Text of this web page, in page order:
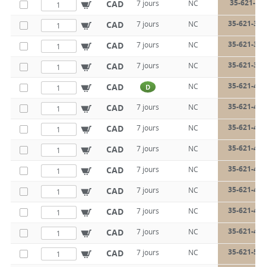
CAD 7 jours NC 35-621-
CAD 7 jours NC 35-621-32-
CAD 7 jours NC 35-621-35-
CAD 7 jours NC 35-621-35-
CAD D NC 35-621-40-
CAD 7 jours NC 35-621-40-
CAD 7 jours NC 35-621-42-
CAD 7 jours NC 35-621-42-
CAD 7 jours NC 35-621-45-
CAD 7 jours NC 35-621-45-
CAD 7 jours NC 35-621-48-
CAD 7 jours NC 35-621-48-
CAD 7 jours NC 35-621-50-